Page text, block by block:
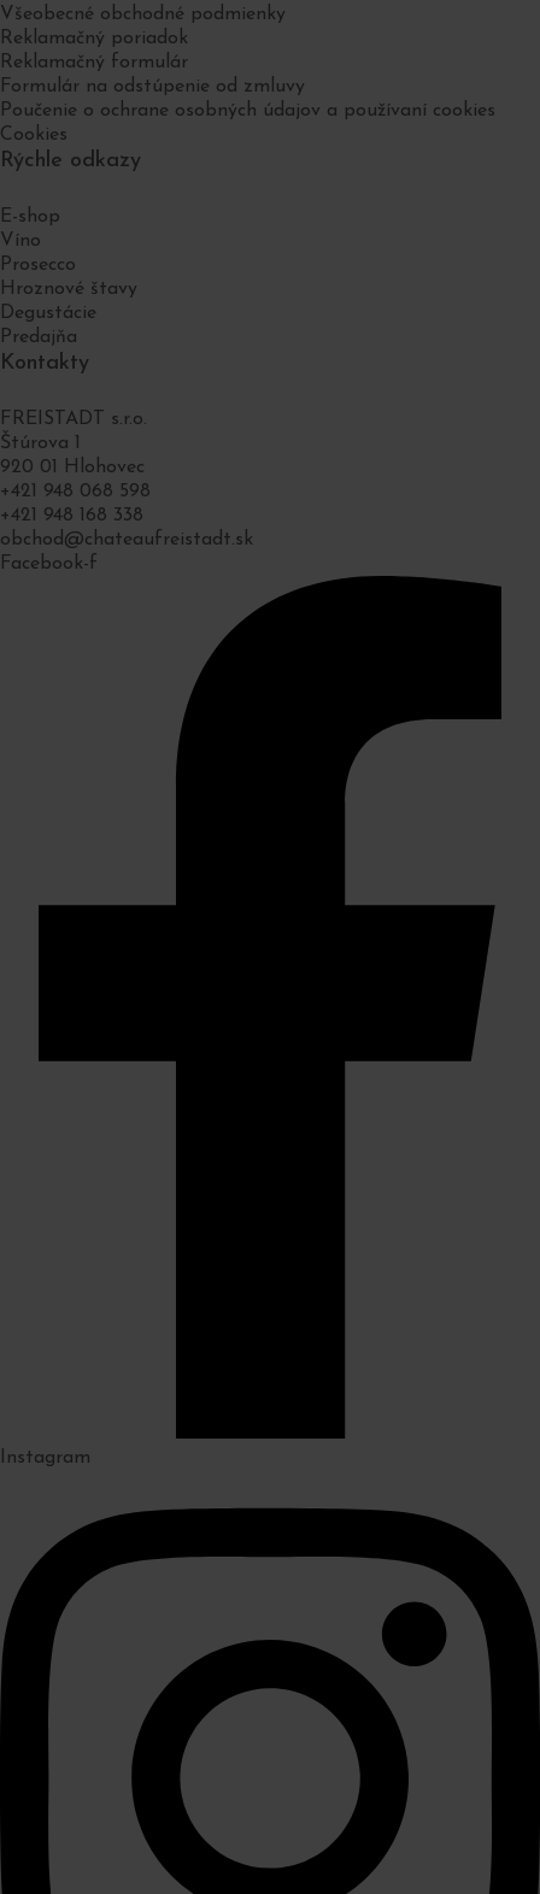
Všeobecné obchodné podmienky
Reklamačný poriadok
Reklamačný formulár
Formulár na odstúpenie od zmluvy
Poučenie o ochrane osobných údajov a používaní cookies
Cookies
Rýchle odkazy
E-shop
Víno
Prosecco
Hroznové štavy
Degustácie
Predajňa
Kontakty
FREISTADT s.r.o.
Štúrova 1
920 01 Hlohovec
+421 948 068 598
+421 948 168 338
obchod@chateaufreistadt.sk
Facebook-f
Instagram